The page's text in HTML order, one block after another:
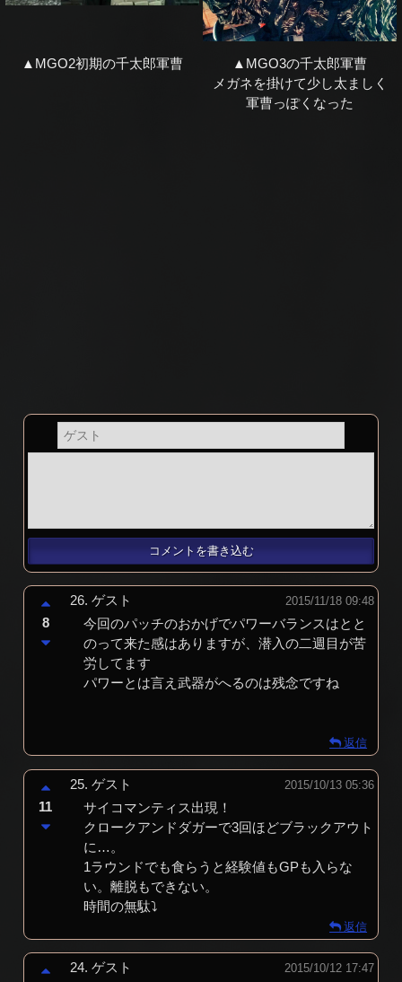
▲MGO2初期の千太郎軍曹
▲MGO3の千太郎軍曹
メガネを掛けて少し太ましく
軍曹っぽくなった
26.ゲスト 2015/11/18 09:48
今回のパッチのおかげでパワーバランスはとと
のって来た感はありますが、潜入の二週目が苦
労してます
パワーとは言え武器がへるのは残念ですね
8
返信
25.ゲスト 2015/10/13 05:36
サイコマンティス出現！
クロークアンドダガーで3回ほどブラックアウト
に…。
1ラウンドでも食らうと経験値もGPも入らな
い。離脱もできない。
時間の無駄⤵︎
11
返信
24.ゲスト 2015/10/12 17:47